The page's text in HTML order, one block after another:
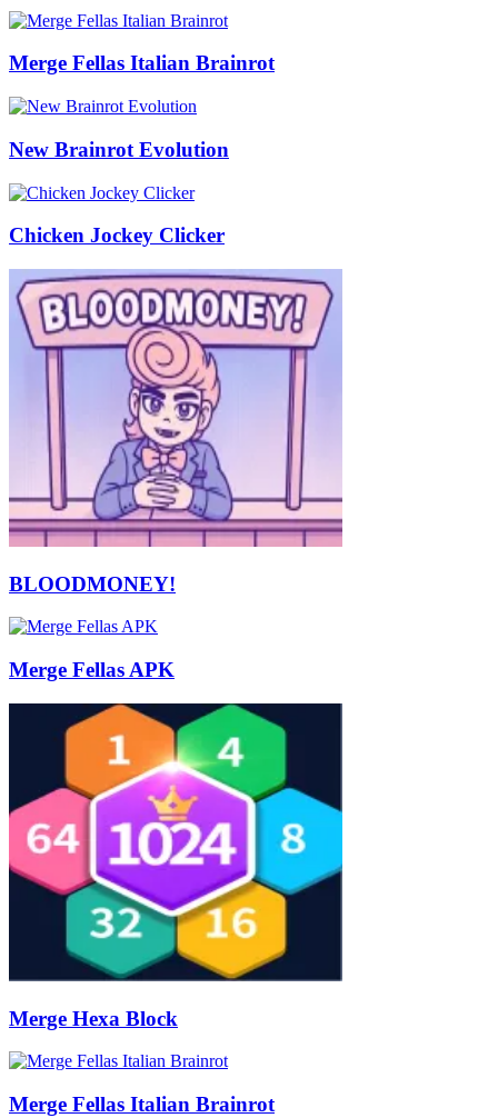
Merge Fellas Italian Brainrot
New Brainrot Evolution
Chicken Jockey Clicker
BLOODMONEY!
Merge Fellas APK
Merge Hexa Block
Merge Fellas Italian Brainrot